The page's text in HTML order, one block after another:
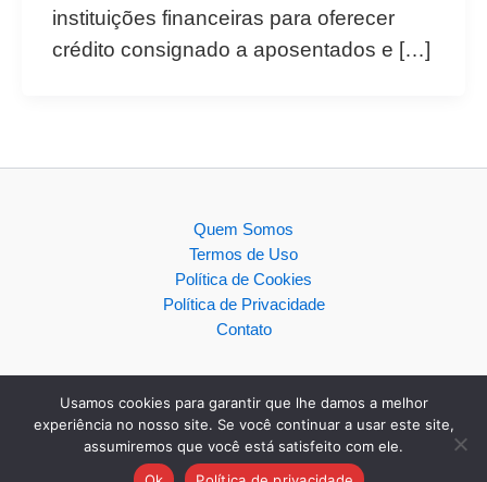
instituições financeiras para oferecer
crédito consignado a aposentados e […]
Quem Somos
Termos de Uso
Política de Cookies
Política de Privacidade
Contato
Copyright © 2026
Usamos cookies para garantir que lhe damos a melhor
experiência no nosso site. Se você continuar a usar este site,
assumiremos que você está satisfeito com ele.